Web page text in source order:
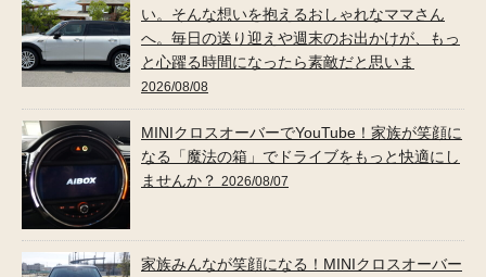
い。そんな想いを抱えるおしゃれなママさん
へ。毎日の送り迎えや週末のお出かけが、もっ
と心躍る時間になったら素敵だと思いま
2026/08/08
MINIクロスオーバーでYouTube！家族が笑顔に
なる「魔法の箱」でドライブをもっと快適にし
ませんか？ 2026/08/07
家族みんなが笑顔になる！MINIクロスオーバー